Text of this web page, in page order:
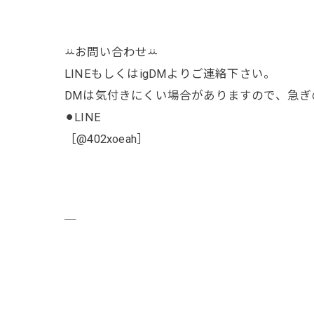
ꕁお問い合わせꕁ
LINEもしくはigDMよりご連絡下さい。
DMは気付きにくい場合がありますので、急ぎ
⚫︎LINE
［@402xoeah］